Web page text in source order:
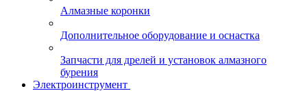
Алмазные коронки
Дополнительное оборудование и оснастка
Запчасти для дрелей и установок алмазного
бурения
Электроинструмент